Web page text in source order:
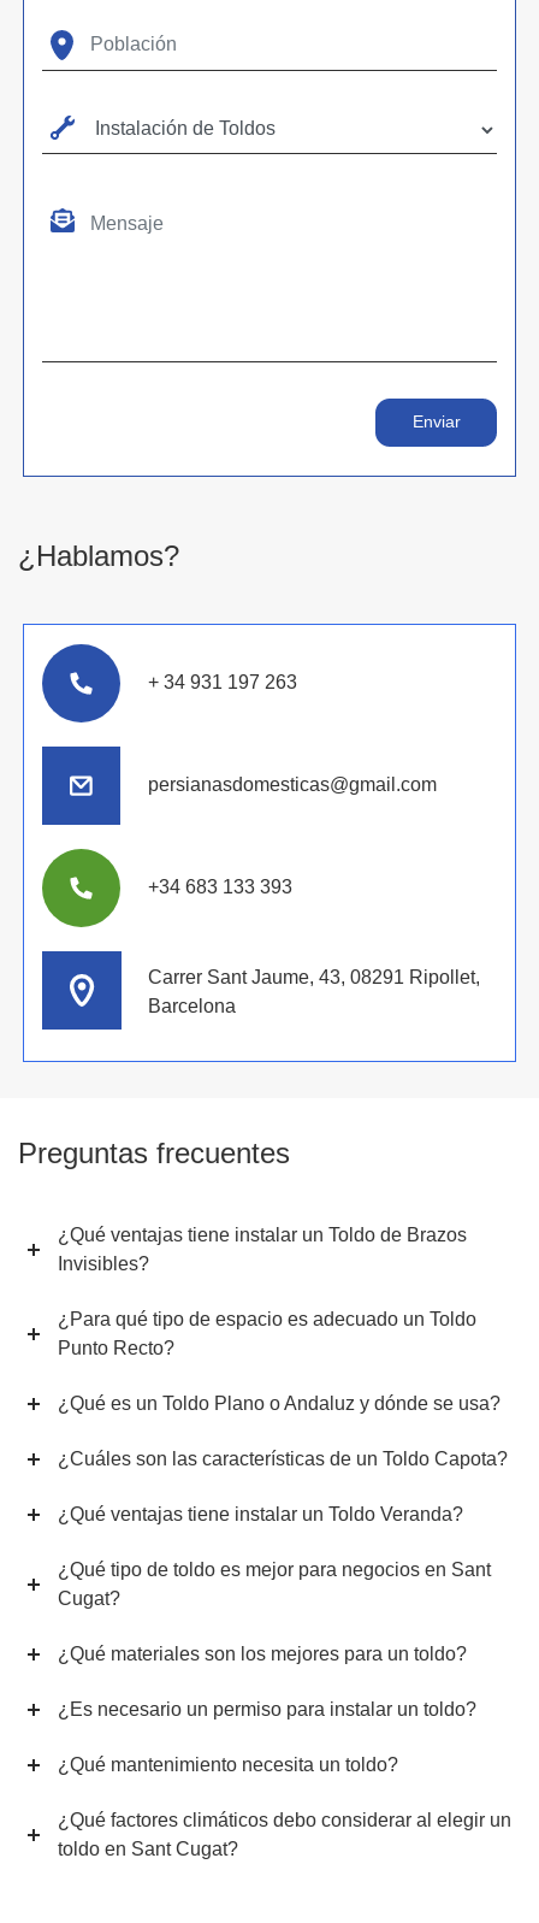
¿Hablamos?
+ 34 931 197 263
+34 683 133 393
persianasdomesticas@gmail.com
Carrer Sant Jaume, 43, 08291 Ripollet,
Barcelona
Preguntas frecuentes
¿Qué ventajas tiene instalar un Toldo de Brazos
Invisibles?
¿Para qué tipo de espacio es adecuado un Toldo
Punto Recto?
¿Qué es un Toldo Plano o Andaluz y dónde se usa?
¿Cuáles son las características de un Toldo Capota?
¿Qué ventajas tiene instalar un Toldo Veranda?
¿Qué tipo de toldo es mejor para negocios en Sant
Cugat?
¿Qué materiales son los mejores para un toldo?
¿Es necesario un permiso para instalar un toldo?
¿Qué mantenimiento necesita un toldo?
¿Qué factores climáticos debo considerar al elegir un
toldo en Sant Cugat?